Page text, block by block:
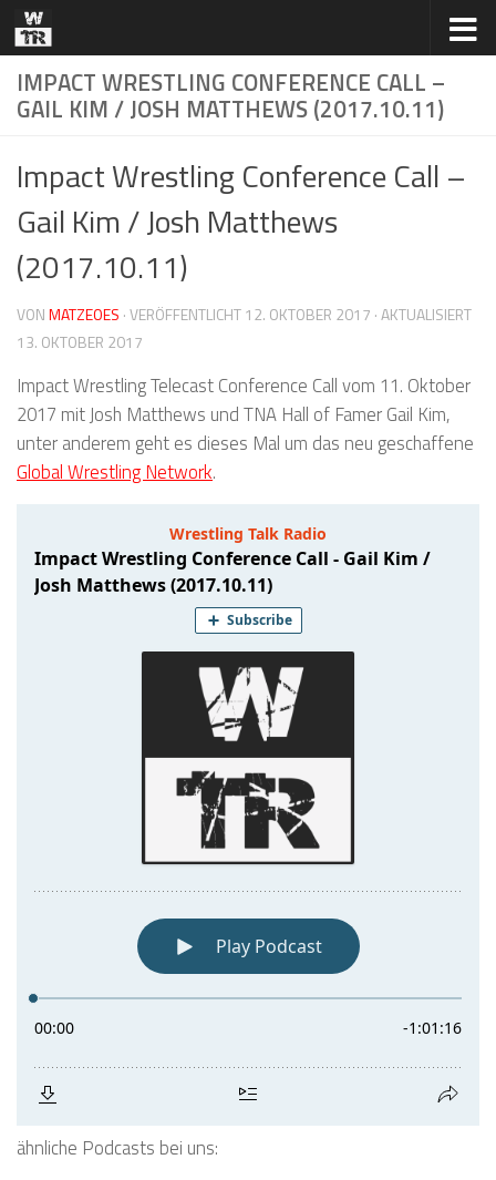
Zum Inhalt springen
IMPACT WRESTLING CONFERENCE CALL –
GAIL KIM / JOSH MATTHEWS (2017.10.11)
Impact Wrestling Conference Call –
Gail Kim / Josh Matthews
(2017.10.11)
VONMATZEOES · VERÖFFENTLICHT12. OKTOBER 2017 · AKTUALISIERT
13. OKTOBER 2017
Impact Wrestling Telecast Conference Call vom 11. Oktober
2017 mit Josh Matthews und TNA Hall of Famer Gail Kim,
unter anderem geht es dieses Mal um das neu geschaffene
Global Wrestling Network.
ähnliche Podcasts bei uns: